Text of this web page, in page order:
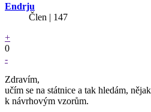
Endrju
Člen | 147
+
0
-
Zdravím,
učím se na státnice a tak hledám,
k návrhovým vzorům.